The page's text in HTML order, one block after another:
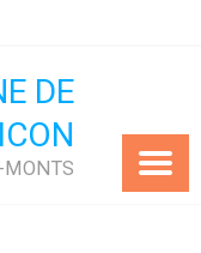
DE
MONTS